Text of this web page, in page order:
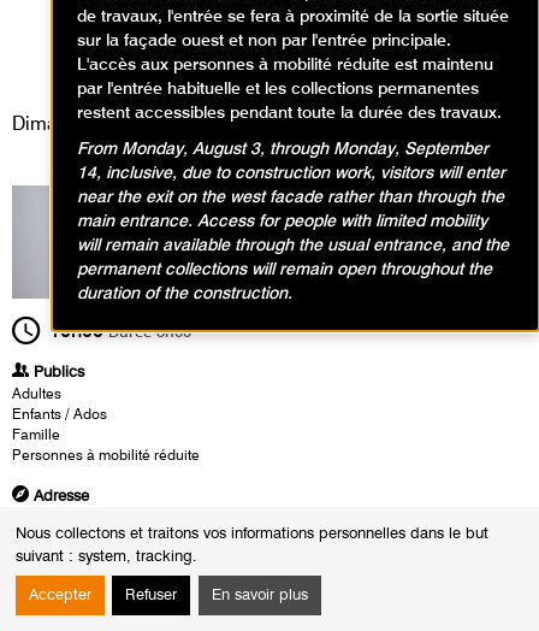
Nous collectons et traitons vos informations personnelles dans le but
suivant : system, tracking.
Accepter Refuser En savoir plus
Événement / Journées du
Patrimoine
Dimanche 18 septembre 2022
10h00Durée8h00
Publics
Adultes
Enfants / Ados
Famille
Personnes à mobilité réduite
Adresse
Heures
au :
Dimanche 18 septembre 2022
de travaux, l'entrée se fera à proximité de la sortie située
sur la façade ouest et non par l'entrée principale.
L'accès aux personnes à mobilité réduite est maintenu
par l'entrée habituelle et les collections permanentes
restent accessibles pendant toute la durée des travaux.
From Monday, August 3, through Monday, September
14, inclusive, due to construction work, visitors will enter
near the exit on the west facade rather than through the
main entrance. Access for people with limited mobility
will remain available through the usual entrance, and the
permanent collections will remain open throughout the
duration of the construction.